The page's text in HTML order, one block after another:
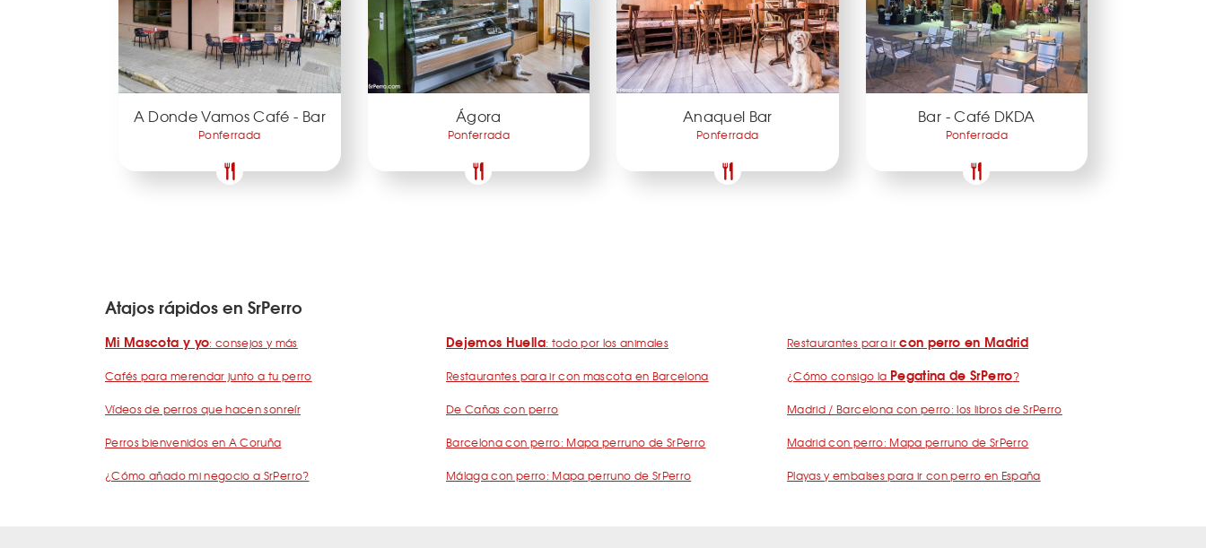
A Donde Vamos Café - Bar
Ponferrada
Ágora
Ponferrada
Anaquel Bar
Ponferrada
Bar - Café DKDA
Ponferrada
Atajos rápidos en SrPerro
Mi Mascota y yo: consejos y más
Cafés para merendar junto a tu perro
Vídeos de perros que hacen sonreír
Perros bienvenidos en A Coruña
¿Cómo añado mi negocio a SrPerro?
Dejemos Huella: todo por los animales
Restaurantes para ir con mascota en Barcelona
De Cañas con perro
Barcelona con perro: Mapa perruno de SrPerro
Málaga con perro: Mapa perruno de SrPerro
Restaurantes para ircon perro en Madrid
¿Cómo consigo la Pegatina de SrPerro?
Madrid / Barcelona con perro: los libros de SrPerro
Madrid con perro: Mapa perruno de SrPerro
Playas y embalses para ir con perro en España